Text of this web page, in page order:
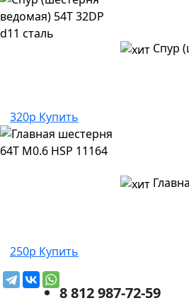
Спур
320р Купить
250р Купить
8 812 987-72-59